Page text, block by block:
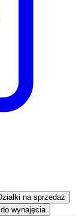
na sprzedaż
do wynajęcia